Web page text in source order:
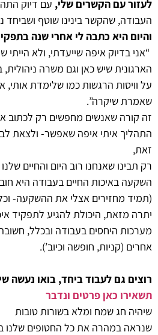
לעזור עם הקשרים שלי, עם דיוק
העבודה, שהקשר בינינו שוטף
והיום היא כתבה לי אחרי שנה
“אני בדיוק איפה שייעדתי, ולא
הארגונית שיש כאן וגם משרה ניהולית,
על וויסות הרגשות כמו שלימדת אותי,
שאמרת שיקרה”.
זה קורה שאנשים מחפשים רק לכתוב
התהליך איתי איפה שאפשר- ולצאת
זאת,
רק תבינו שאנחנו רוב היום והחיים
השקעה באיכות החיים בעבודה היא
(תמיד מחזירים אצלי את ההשקעה-
יתרה מזאת, היכולת להגיע לתפקיד
מערכות היחסים בעבודה ובכלל,
אחרים (קניות, חופשה וכיוב’).
רוצים גם לעבוד ביחד, בואו נעשה
תשאירו כאן פרטים ונדבר
שיהיה חג שמח ומלא בשורות טובות
שנראה במהרה את כל החטופים שלנו